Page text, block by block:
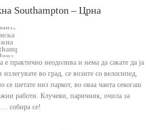
Southampton – Црна
е практично неодолива и нема да сакате да ја
во град, се возите со велосипед,
се шетате низ паркот, во оваа чанта секогаш
работи. Клучеви, паричник, очила за
собира се!